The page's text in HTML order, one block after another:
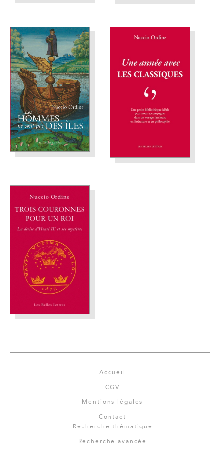
Accueil
CGV
Mentions légales
Contact
Recherche thématique
Recherche avancée